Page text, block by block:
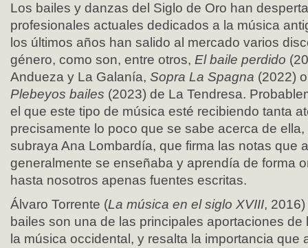
Los bailes y danzas del Siglo de Oro han
profesionales actuales dedicados a la música
los últimos años han salido al mercado varios
género, como son, entre otros, El baile perdido
Andueza y La Galanía, Sopra La Spagna (2022)
Plebeyos bailes (2023) de La Tendresa.
el que este tipo de música esté recibiendo tanta
precisamente lo poco que se sabe acerca de
subraya Ana Lombardía, que firma las notas que
generalmente se enseñaba y aprendía de forma
hasta nosotros apenas fuentes escritas.
Álvaro Torrente (La música en el siglo XVIII,
bailes son una de las principales aportaciones
la música occidental, y resalta la importancia que